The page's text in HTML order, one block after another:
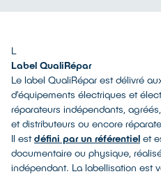
L
Label QualiRépar
Le label QualiRépar est délivré
d’équipements électriques et
réparateurs indépendants,
et distributeurs ou encore
Il estdéfini par un référentiel et
documentaire ou physique,
indépendant. La labellisation est